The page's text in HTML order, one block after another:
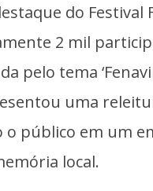
do
2 mil
pelo tema
uma
público em um
local.